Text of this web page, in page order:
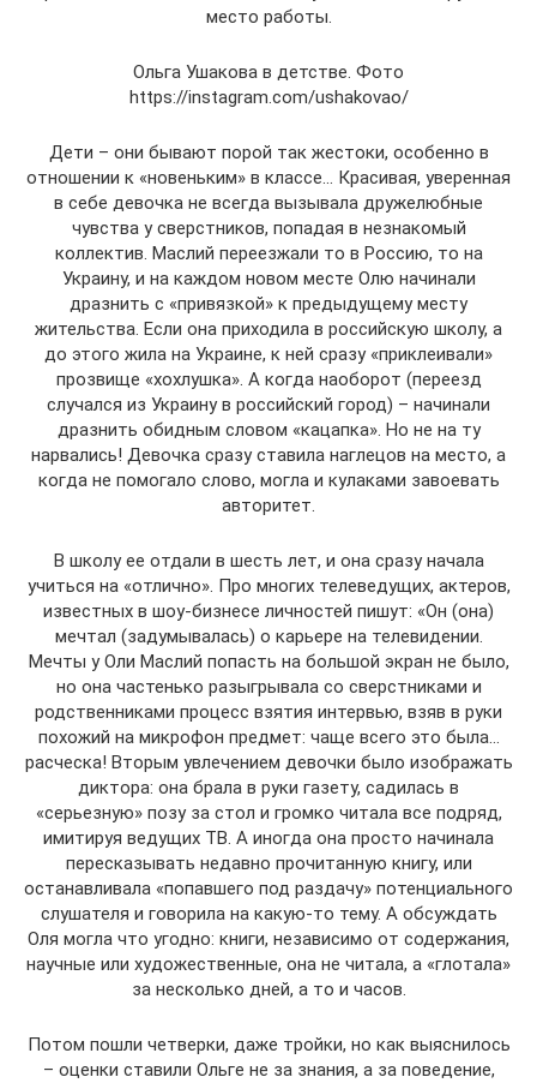
место работы.
Ольга Ушакова в детстве. Фото
https://instagram.com/ushakovao/
Дети – они бывают порой так жестоки, особенно в
отношении к «новеньким» в классе… Красивая, уверенная
в себе девочка не всегда вызывала дружелюбные
чувства у сверстников, попадая в незнакомый
коллектив. Маслий переезжали то в Россию, то на
Украину, и на каждом новом месте Олю начинали
дразнить с «привязкой» к предыдущему месту
жительства. Если она приходила в российскую школу, а
до этого жила на Украине, к ней сразу «приклеивали»
прозвище «хохлушка». А когда наоборот (переезд
случался из Украину в российский город) – начинали
дразнить обидным словом «кацапка». Но не на ту
нарвались! Девочка сразу ставила наглецов на место, а
когда не помогало слово, могла и кулаками завоевать
авторитет.
В школу ее отдали в шесть лет, и она сразу начала
учиться на «отлично». Про многих телеведущих, актеров,
известных в шоу-бизнесе личностей пишут: «Он (она)
мечтал (задумывалась) о карьере на телевидении.
Мечты у Оли Маслий попасть на большой экран не было,
но она частенько разыгрывала со сверстниками и
родственниками процесс взятия интервью, взяв в руки
похожий на микрофон предмет: чаще всего это была…
расческа! Вторым увлечением девочки было изображать
диктора: она брала в руки газету, садилась в
«серьезную» позу за стол и громко читала все подряд,
имитируя ведущих ТВ. А иногда она просто начинала
пересказывать недавно прочитанную книгу, или
останавливала «попавшего под раздачу» потенциального
слушателя и говорила на какую-то тему. А обсуждать
Оля могла что угодно: книги, независимо от содержания,
научные или художественные, она не читала, а «глотала»
за несколько дней, а то и часов.
Потом пошли четверки, даже тройки, но как выяснилось
– оценки ставили Ольге не за знания, а за поведение,